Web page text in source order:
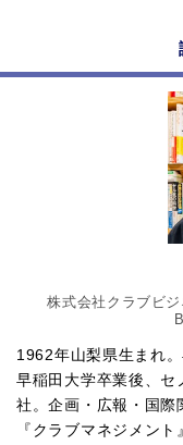
株式会社クラブビ
1962年山梨県生まれ
早稲田大学卒業後、セ
社。企画・広報・国
『クラブマネジメン